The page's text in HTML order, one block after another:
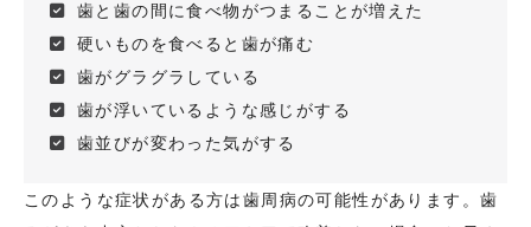
歯と歯の間に食べ物がつまることが増えた
硬いものを食べると歯が痛む
歯がグラグラしている
歯が浮いているような感じがする
歯並びが変わった気がする
このような症状がある方は歯周病の可能性があります。歯